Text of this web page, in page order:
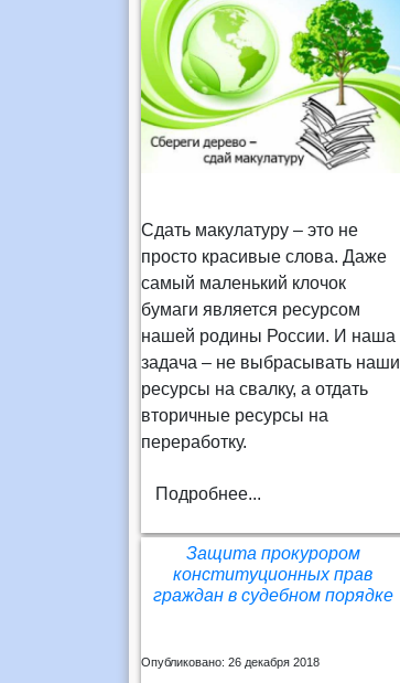
Сдать макулатуру – это не
просто красивые слова. Даже
самый маленький клочок
бумаги является ресурсом
нашей родины России. И наша
задача – не выбрасывать наши
ресурсы на свалку, а отдать
вторичные ресурсы на
переработку.
Подробнее...
Защита прокурором
конституционных прав
граждан в судебном порядке
Опубликовано: 26 декабря 2018